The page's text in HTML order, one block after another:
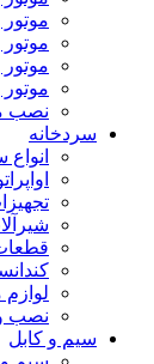
موتور
نصب
سردخانه
نصب و
سیم و کابل